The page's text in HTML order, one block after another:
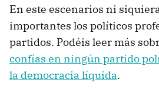
En este escenarios ni
importantes los políticos
partidos. Podéis leer más
confías en ningún partido
la democracia líquida.